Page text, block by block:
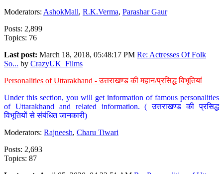
Moderators: AshokMall, R.K.Verma, Parashar Gaur
Posts: 2,899
Topics: 76
Last post: March 18, 2018, 05:48:17 PM Re: Actresses Of Folk
So... by CrazyUK_Films
Personalities of Uttarakhand - उत्तराखण्ड की महान/प्रसिद्ध विभूतियां
Under this section, you will get information of famous personalities
of Uttarakhand and related information. ( उत्तराखण्ड की प्रसिद्ध
विभूतियों से संबंधित जानकारी)
Moderators: Rajneesh, Charu Tiwari
Posts: 2,693
Topics: 87